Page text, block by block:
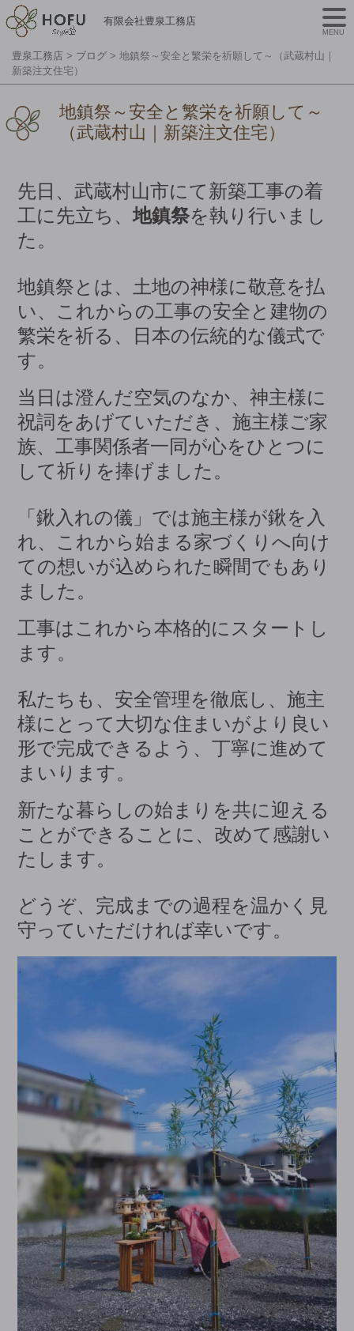
有限会社豊泉工務店
豊泉工務店 > ブログ > 地鎮祭～安全と繁栄を祈願して～（武蔵村山｜
新築注文住宅）
地鎮祭～安全と繁栄を祈願して～
（武蔵村山｜新築注文住宅）
先日、武蔵村山市にて新築工事の着
工に先立ち、地鎮祭を執り行いまし
た。
地鎮祭とは、土地の神様に敬意を払
い、これからの工事の安全と建物の
繁栄を祈る、日本の伝統的な儀式で
す。
当日は澄んだ空気のなか、神主様に
祝詞をあげていただき、施主様ご家
族、工事関係者一同が心をひとつに
して祈りを捧げました。
「鍬入れの儀」では施主様が鍬を入
れ、これから始まる家づくりへ向け
ての想いが込められた瞬間でもあり
ました。
工事はこれから本格的にスタートし
ます。
私たちも、安全管理を徹底し、施主
様にとって大切な住まいがより良い
形で完成できるよう、丁寧に進めて
まいります。
新たな暮らしの始まりを共に迎える
ことができることに、改めて感謝い
たします。
どうぞ、完成までの過程を温かく見
守っていただければ幸いです。
MENU